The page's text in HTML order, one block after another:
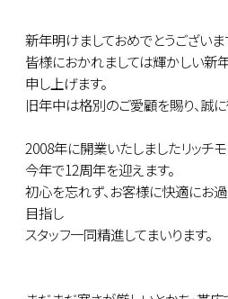
新年明けましておめでとうございま
皆様におかれましては輝かしい新
申し上げます。
旧年中は格別のご愛顧を賜り、誠
2008年に開業いたしましたリッチ
今年で12周年を迎えます。
初心を忘れず、お客様に快適にお
目指し
スタッフ一同精進してまいります。